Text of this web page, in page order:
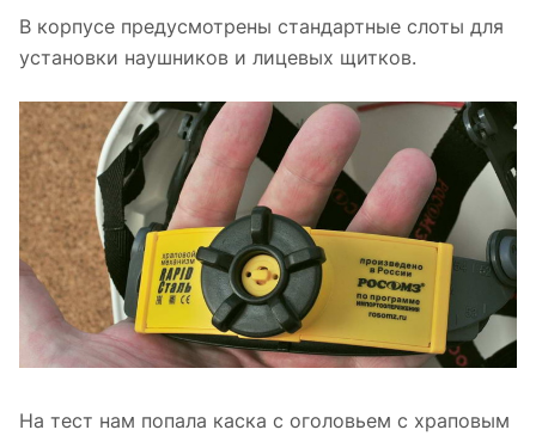
В корпусе предусмотрены стандартные слоты для
установки наушников и лицевых щитков.
На тест нам попала каска с оголовьем с храповым